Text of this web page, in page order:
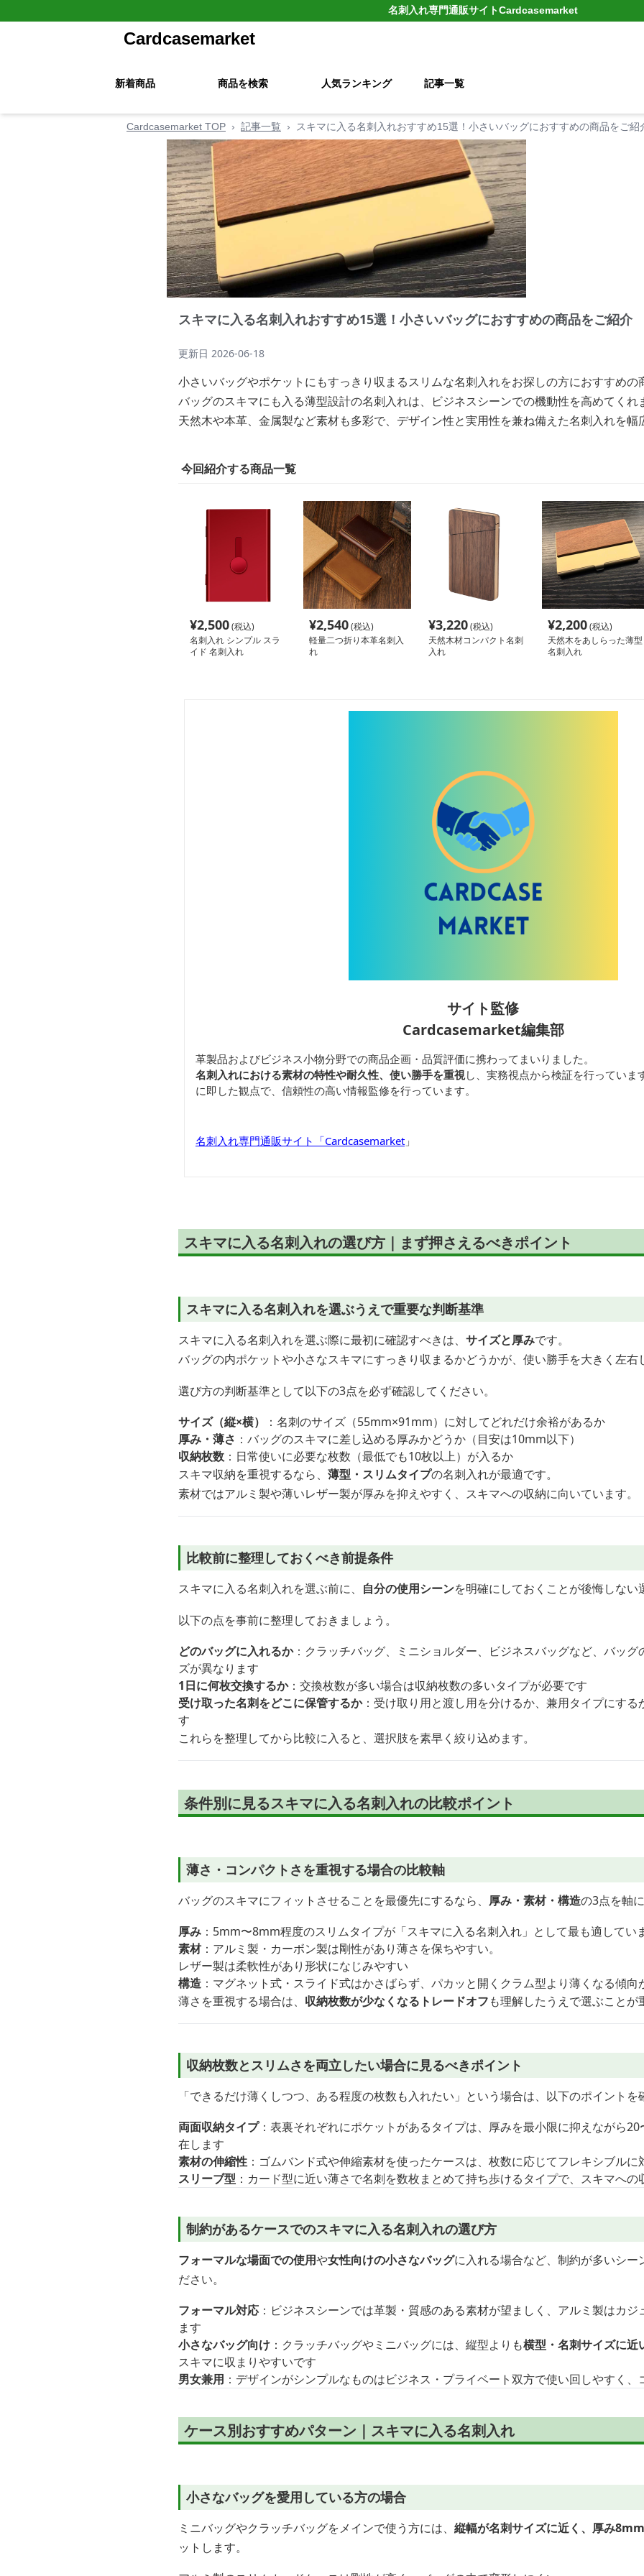
名刺入れ専門通販サイトCardcasemarket
Cardcasemarket
新着商品 商品を検索 人気ランキング 記事一覧
Cardcasemarket TOP › 記事一覧 › スキマに入る名刺入れおすすめ15選！小さいバッグにおすすめの商品をご紹
スキマに入る名刺入れおすすめ15選！小さいバッグにおすすめの商品をご紹介
更新日 2026-06-18
小さいバッグやポケットにもすっきり収まるスリムな名刺入れをお探しの方におすすめの
バッグのスキマにも入る薄型設計の名刺入れは、ビジネスシーンでの機動性を高めてくれ
天然木や本革、金属製など素材も多彩で、デザイン性と実用性を兼ね備えた名刺入れを幅
今回紹介する商品一覧
¥2,500(税込)
名刺入れ シンプル スラ
イド 名刺入れ
¥2,540(税込)
軽量二つ折り本革名刺入
れ
¥3,220(税込)
天然木材コンパクト名刺
入れ
¥2,200(税込)
天然木をあしらった薄型
名刺入れ
サイト監修
Cardcasemarket編集部
革製品およびビジネス小物分野での商品企画・品質評価に携わってまいりました。
名刺入れにおける素材の特性や耐久性、使い勝手を重視し、実務視点から検証を行っていま
に即した観点で、信頼性の高い情報監修を行っています。
名刺入れ専門通販サイト「Cardcasemarket 」
スキマに入る名刺入れの選び方｜まず押さえるべきポイント
スキマに入る名刺入れを選ぶうえで重要な判断基準
スキマに入る名刺入れを選ぶ際に最初に確認すべきは、 サイズと厚みです。
バッグの内ポケットや小さなスキマにすっきり収まるかどうかが、使い勝手を大きく左右
選び方の判断基準として以下の3点を必ず確認してください。
サイズ（縦×横）
：名刺のサイズ（55mm×91mm）に対してどれだけ余裕があるか
厚み・薄さ ：バッグのスキマに差し込める厚みかどうか（目安は10mm以下）
収納枚数 ：日常使いに必要な枚数（最低でも10枚以上）が入るか
スキマ収納を重視するなら、 薄型・スリムタイプの名刺入れが最適です。
素材ではアルミ製や薄いレザー製が厚みを抑えやすく、スキマへの収納に向いています。
比較前に整理しておくべき前提条件
スキマに入る名刺入れを選ぶ前に、 自分の使用シーンを明確にしておくことが後悔しない
以下の点を事前に整理しておきましょう。
どのバッグに入れるか：クラッチバッグ、ミニショルダー、ビジネスバッグなど、バッグ
ズが異なります
1日に何枚交換するか：交換枚数が多い場合は収納枚数の多いタイプが必要です
受け取った名刺をどこに保管するか：受け取り用と渡し用を分けるか、兼用タイプにする
す
これらを整理してから比較に入ると、選択肢を素早く絞り込めます。
条件別に見るスキマに入る名刺入れの比較ポイント
薄さ・コンパクトさを重視する場合の比較軸
バッグのスキマにフィットさせることを最優先にするなら、 厚み・素材・構造の3点を軸
厚み ：5mm〜8mm程度のスリムタイプが「スキマに入る名刺入れ」として最も適してい
素材：アルミ製・カーボン製は剛性があり薄さを保ちやすい。
レザー製は柔軟性があり形状になじみやすい
構造 ：マグネット式・スライド式はかさばらず、パカッと開くクラム型より薄くなる傾向
薄さを重視する場合は、 収納枚数が少なくなるトレードオフも理解したうえで選ぶことが
収納枚数とスリムさを両立したい場合に見るべきポイント
「できるだけ薄くしつつ、ある程度の枚数も入れたい」という場合は、以下のポイントを
両面収納タイプ：表裏それぞれにポケットがあるタイプは、厚みを最小限に抑えながら
在します
素材の伸縮性 ：ゴムバンド式や伸縮素材を使ったケースは、枚数に応じてフレキシブルに
スリーブ型 ：カード型に近い薄さで名刺を数枚まとめて持ち歩けるタイプで、スキマへ
制約があるケースでのスキマに入る名刺入れの選び方
フォーマルな場面での使用や女性向けの小さなバッグに入れる場合など、制約が多いシー
ださい。
フォーマル対応 ：ビジネスシーンでは革製・質感のある素材が望ましく、アルミ製はカジ
ます
小さなバッグ向け ：クラッチバッグやミニバッグには、縦型よりも横型・名刺サイズに近
スキマに収まりやすいです
男女兼用 ：デザインがシンプルなものはビジネス・プライベート双方で使い回しやすく
ケース別おすすめパターン｜スキマに入る名刺入れ
小さなバッグを愛用している方の場合
ミニバッグやクラッチバッグをメインで使う方には、 縦幅が名刺サイズに近く、厚み
ットします。